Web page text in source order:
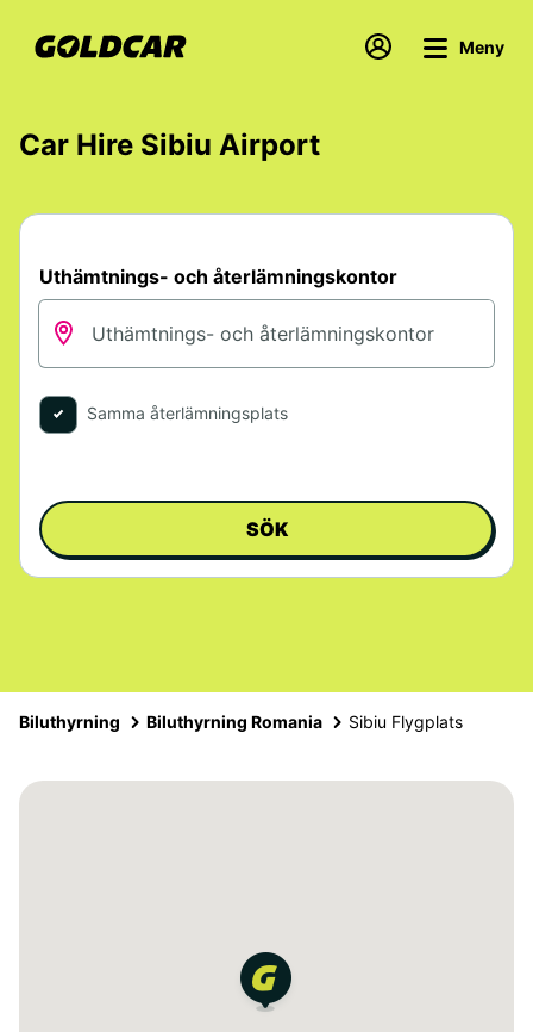
Meny
Car Hire Sibiu Airport
Uthämtnings- och återlämningskontor
Samma återlämningsplats
SÖK
Biluthyrning Biluthyrning Romania Sibiu Flygplats